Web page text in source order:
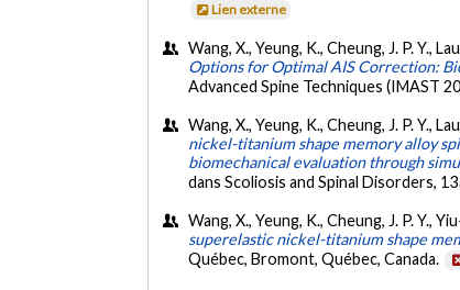
Lien externe
Wang, X., Yeung, K., Cheung, J. P. Y.,
Options for Optimal AIS Correction:
Advanced Spine Techniques (IMAST
Wang, X., Yeung, K., Cheung, J. P. Y.,
nickel-titanium shape memory alloy
biomechanical evaluation through
dans Scoliosis and Spinal Disorders, 13
Wang, X., Yeung, K., Cheung, J. P. Y.,
superelastic nickel-titanium shape
Québec, Bromont, Québec, Canada.